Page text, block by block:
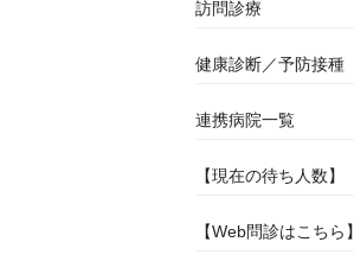
訪問診療
健康診断／予防接種
連携病院一覧
【現在の待ち人数】
【Web問診はこちら】